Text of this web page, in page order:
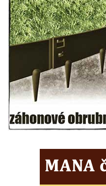
hřbitově v Lužci nad
Hrob Aloise Ptáčka na
Vltavou
Hrob Antonína Kostky na
Hrob Josefa Mikyny na
Vltavou
Hrob Josefa Sýkory na
Dobříni
Hrob Václava Fujery na